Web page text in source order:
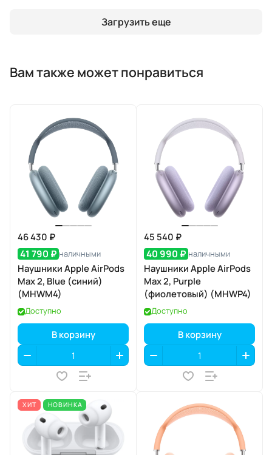
Загрузить еще
Вам также может понравиться
46 430 ₽
41 790 ₽ наличными
Наушники Apple AirPods
Max 2, Blue (синий)
(MHWM4)
Доступно
В корзину
45 540 ₽
40 990 ₽ наличными
Наушники Apple AirPods
Max 2, Purple
(фиолетовый) (MHWP4)
Доступно
В корзину
ХИТ НОВИНКА